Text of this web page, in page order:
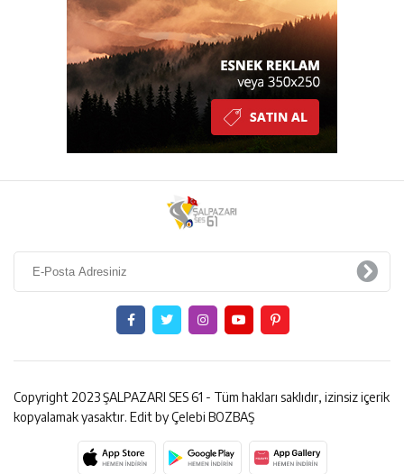
Copyright 2023 ŞALPAZARI SES 61 - Tüm hakları saklıdır, izinsiz içerik
kopyalamak yasaktır. Edit by Çelebi BOZBAŞ